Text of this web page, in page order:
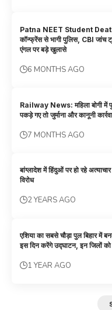
Patna NEET Student
कॉन्फ्रेंस से भागी पुलिस, CBI जांच
एंगल पर बड़े खुलासे
6 MONTHS AGO
Railway News: महिला बोगी में
पकड़े गए तो जुर्माना और कानूनी
7 MONTHS AGO
बांग्लादेश में हिंदुओं पर हो रहे
विरोध
2 YEARS AGO
एशिया का सबसे चौड़ा पुल बिहार में
इस दिन करेंगे उद्घाटन, इन जिलों को
1 YEAR AGO